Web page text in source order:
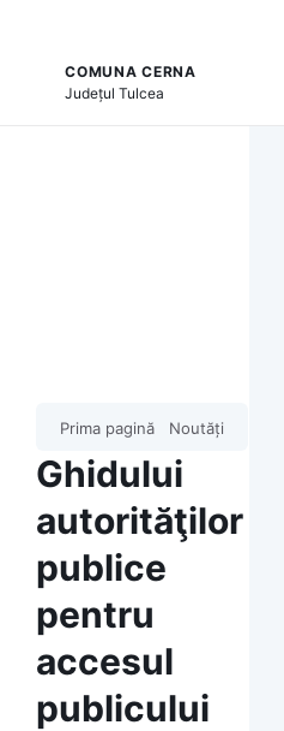
COMUNA CERNA
JudețulTulcea
Prima pagină Noutăți
Ghidului
autorităţilor
publice
pentru
accesul
publicului